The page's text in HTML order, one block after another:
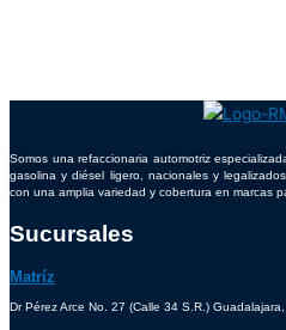
Somos una refaccionaria automotriz
gasolina y diésel ligero, nacionales y
con una amplia variedad y cobertura en marcas
Sucursales
Matríz
Dr Pérez Arce No. 27 (Calle 34 S.R.) Guadalajara,